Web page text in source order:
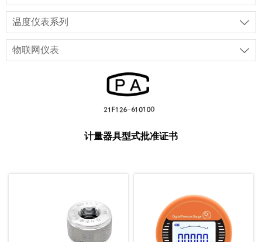
温度仪表系列 
物联网仪表 
计量器具型式批准证书